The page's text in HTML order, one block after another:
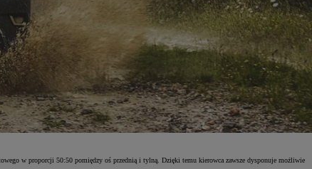
w proporcji 50:50 pomiędzy oś przednią i tylną. Dzięki temu kierowca zawsze dysponuje możliwie